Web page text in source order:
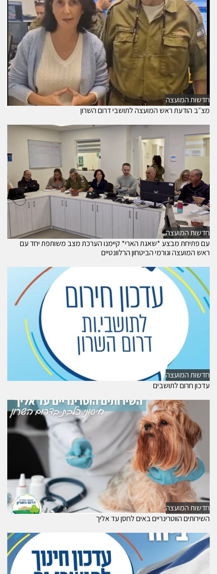
חדשות המועצה
מצ״ב הודעת ראש המועצה לתושבי דרום השרון
חדשות המועצה
עם פתיחת מבצע *שאגת הארי* קיימנו הערכת מצב משותפת יחד עם
ראש המועצה וגורמי הביטחון הרלוונטיים
חדשות המועצה
עדכון חרום לתושבים
חדשות המועצה
השירותים הווטרינריים באים לחסן עד אליך